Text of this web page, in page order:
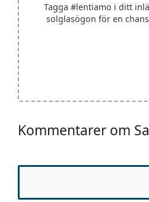
Tagga #lentiamo i ditt
solglasögon för en
Kommentarer om